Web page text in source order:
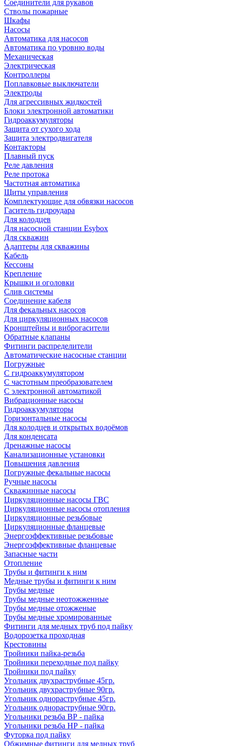
Соединители для рукавов
Стволы пожарные
Шкафы
Насосы
Автоматика для насосов
Автоматика по уровню воды
Механическая
Электрическая
Контроллеры
Поплавковые выключатели
Электроды
Для агрессивных жидкостей
Блоки электронной автоматики
Гидроаккумуляторы
Защита от сухого хода
Защита электродвигателя
Контакторы
Плавный пуск
Реле давления
Реле протока
Частотная автоматика
Щиты управления
Комплектующие для обвязки насосов
Гаситель гидроудара
Для колодцев
Для насосной станции Esybox
Для скважин
Адаптеры для скважины
Кабель
Кессоны
Крепление
Крышки и оголовки
Слив системы
Соединение кабеля
Для фекальных насосов
Для циркуляционных насосов
Кронштейны и виброгасители
Обратные клапаны
Фитинги распределители
Автоматические насосные станции
Погружные
С гидроаккумулятором
С частотным преобразователем
С электронной автоматикой
Вибрационные насосы
Гидроаккумуляторы
Горизонтальные насосы
Для колодцев и открытых водоёмов
Для конденсата
Дренажные насосы
Канализационные установки
Повышения давления
Погружные фекальные насосы
Ручные насосы
Скважинные насосы
Циркуляционные насосы ГВС
Циркуляционные насосы отопления
Циркуляционные резьбовые
Циркуляционные фланцевые
Энергоэффективные резьбовые
Энергоэффективные фланцевые
Запасные части
Отопление
Трубы и фитинги к ним
Медные трубы и фитинги к ним
Трубы медные
Трубы медные неотожженные
Трубы медные отожженые
Трубы медные хромированные
Фитинги для медных труб под пайку
Водорозетка проходная
Крестовины
Тройники пайка-резьба
Тройники переходные под пайку
Тройники под пайку
Угольник двухраструбные 45гр.
Угольник двухраструбные 90гр.
Угольник однораструбные 45гр.
Угольник однораструбные 90гр.
Угольники резьба ВР - пайка
Угольники резьба НР - пайка
Футорка под пайку
Обжимные фитинги для медных труб